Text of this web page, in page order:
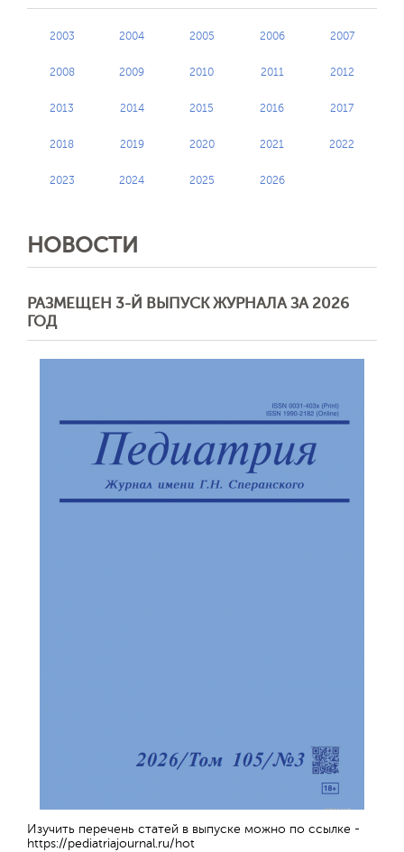
2003 2004 2005 2006 2007
2008 2009 2010 2011 2012
2013 2014 2015 2016 2017
2018 2019 2020 2021 2022
2023 2024 2025 2026
НОВОСТИ
РАЗМЕЩЕН 3-Й ВЫПУСК ЖУРНАЛА ЗА 2026
ГОД
Изучить перечень статей в выпуске можно по ссылке -
https://pediatriajournal.ru/hot